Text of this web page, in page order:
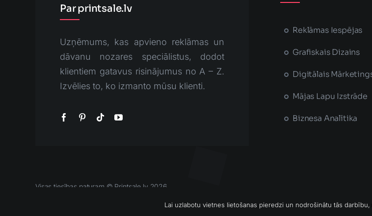
Par printsale.lv
Uzņēmums, kas apvieno reklāmas un
dāvanu nozares speciālistus, dodot
klientiem gatavus risinājumus no A – Z.
Izvēlies to, ko izmanto mūsu klienti.
Reklāmas Iespējas
Grafiskais Dizains
Digitālais
Mājas Lapu Izstrāde
Biznesa Analītika
Visas tiesības paturam © Printsale.lv 2026
Lai uzlabotu vietnes lietošanas pieredzi un nodrošinātu tās darbību,